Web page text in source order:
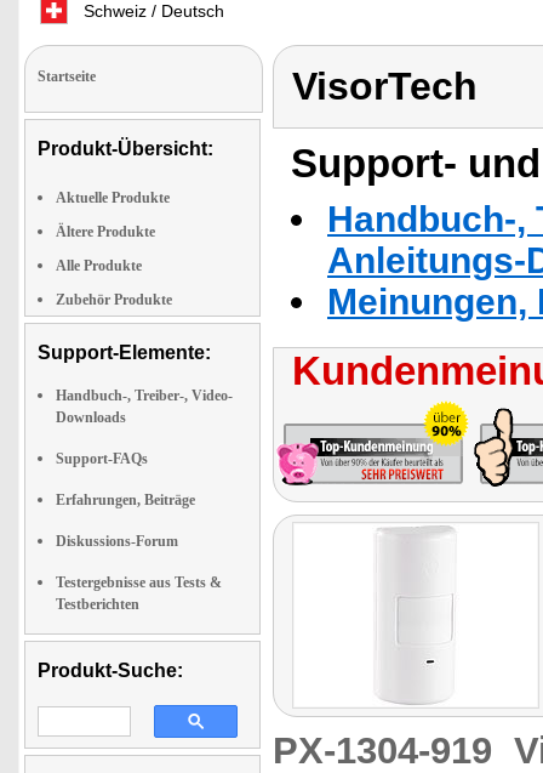
Schweiz / Deutsch
Startseite
Produkt-Übersicht:
Aktuelle Produkte
Ältere Produkte
Alle Produkte
Zubehör Produkte
Support-Elemente:
Handbuch-, Treiber-, Video-
Downloads
Support-FAQs
Erfahrungen, Beiträge
Diskussions-Forum
Testergebnisse aus Tests &
Testberichten
Produkt-Suche:
VisorTech
Support-
Handbuch-,
Anleitungs-
PX-1304-919